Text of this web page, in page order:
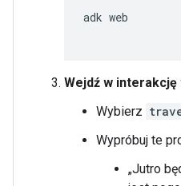
adk
Wejdź w
Wybierz
Wypróbuj te
„Jutro